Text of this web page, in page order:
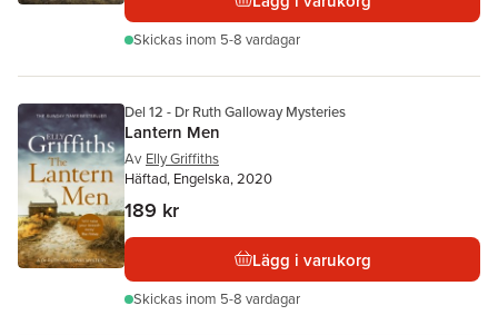
Skickas inom 5-8 vardagar
Del 12 - Dr Ruth Galloway Mysteries
Lantern Men
Av Elly Griffiths
Häftad, Engelska, 2020
189 kr
Lägg i varukorg
Skickas inom 5-8 vardagar